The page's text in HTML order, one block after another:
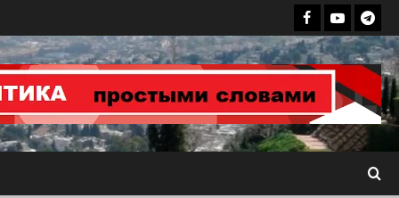
Facebook
группа
Youtube